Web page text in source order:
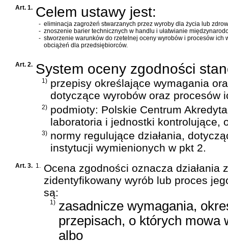
Art. 1. Celem ustawy jest:
- eliminacja zagrożeń stwarzanych przez wyroby dla życia lub
- znoszenie barier technicznych w handlu i ułatwianie
- stworzenie warunków do rzetelnej oceny wyrobów i procesów
obciążeń dla przedsiębiorców.
Art. 2. System oceny zgodności
1) przepisy określające wymagania
dotyczące wyrobów oraz procesów
2) podmioty: Polskie Centrum
laboratoria i jednostki kontrolujące,
3) normy regulujące działania,
instytucji wymienionych w pkt 2.
Art. 3. 1.
Ocena zgodności oznacza
zidentyfikowany wyrób lub proces
są:
1) zasadnicze wymagania,
przepisach, o których mowa
albo